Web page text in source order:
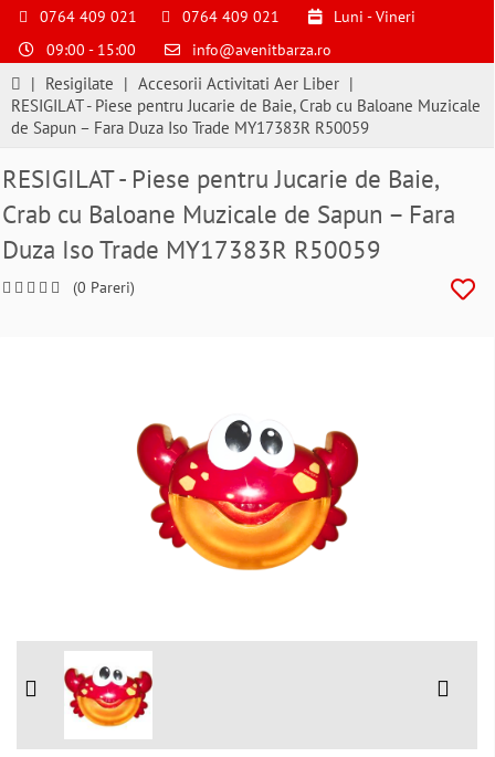
pentru
suna
0764409021
a
comanda
telefonic
0764 409 021 0764 409 021
Luni - Vineri
09:00 - 15:00
info@avenitbarza.ro
| Resigilate | Accesorii Activitati Aer Liber |
RESIGILAT - Piese pentru Jucarie de Baie, Crab cu Baloane Muzicale
de Sapun – Fara Duza Iso Trade MY17383R R50059
RESIGILAT - Piese pentru Jucarie de Baie,
Crab cu Baloane Muzicale de Sapun – Fara
Duza Iso Trade MY17383R R50059
(0 Pareri)